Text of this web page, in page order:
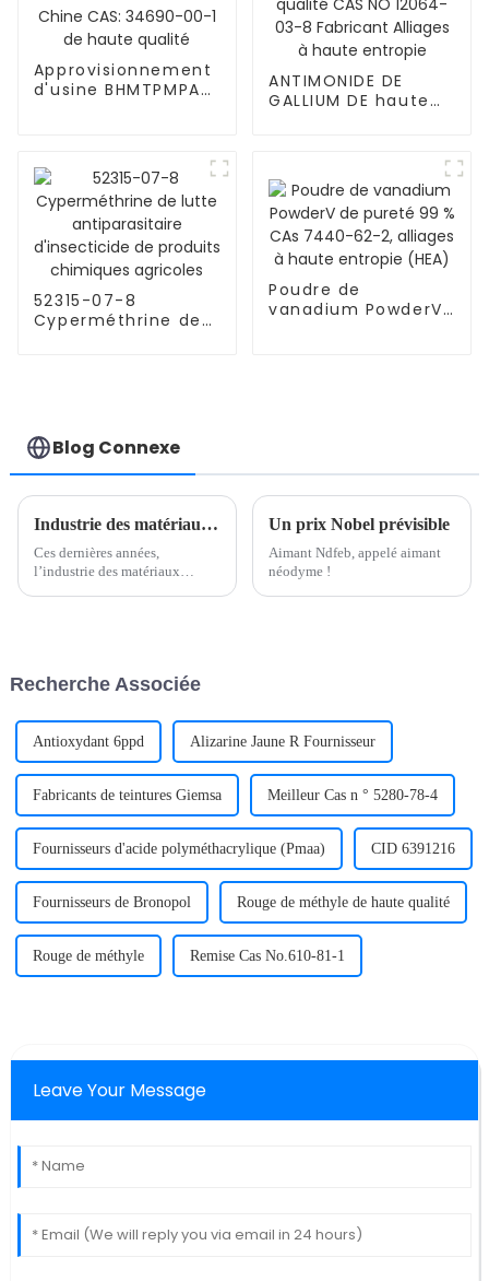
Approvisionnement
d'usine BHMTPMPA
ANTIMONIDE DE
GALLIUM DE haute
Fabricant Alliages à
haute entropie
52315-07-8
Cyperméthrine de
Poudre de
vanadium PowderV
Blog Connexe
Industrie des matériaux d’impression 3D : innovation de pointe dans le secteur manufacturier
Ces dernières années,
l’industrie des matériaux
Cette industrie ne nous a pas
Un prix Nobel prévisible
Aimant Ndfeb, appelé aimant
néodyme !
Recherche Associée
Antioxydant 6ppd Alizarine Jaune R Fournisseur
Fabricants de teintures Giemsa Meilleur Cas n ° 5280-78-4
Fournisseurs d'acide polyméthacrylique (Pmaa) CID 6391216
Fournisseurs de Bronopol Rouge de méthyle de haute qualité
Rouge de méthyle Remise Cas No.610-81-1
Leave Your Message